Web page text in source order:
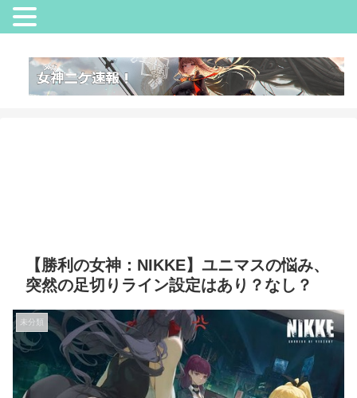
【勝利の女神：NIKKE】ユニマスの悩み、
突然の足切りライン設定はあり？なし？
未分類